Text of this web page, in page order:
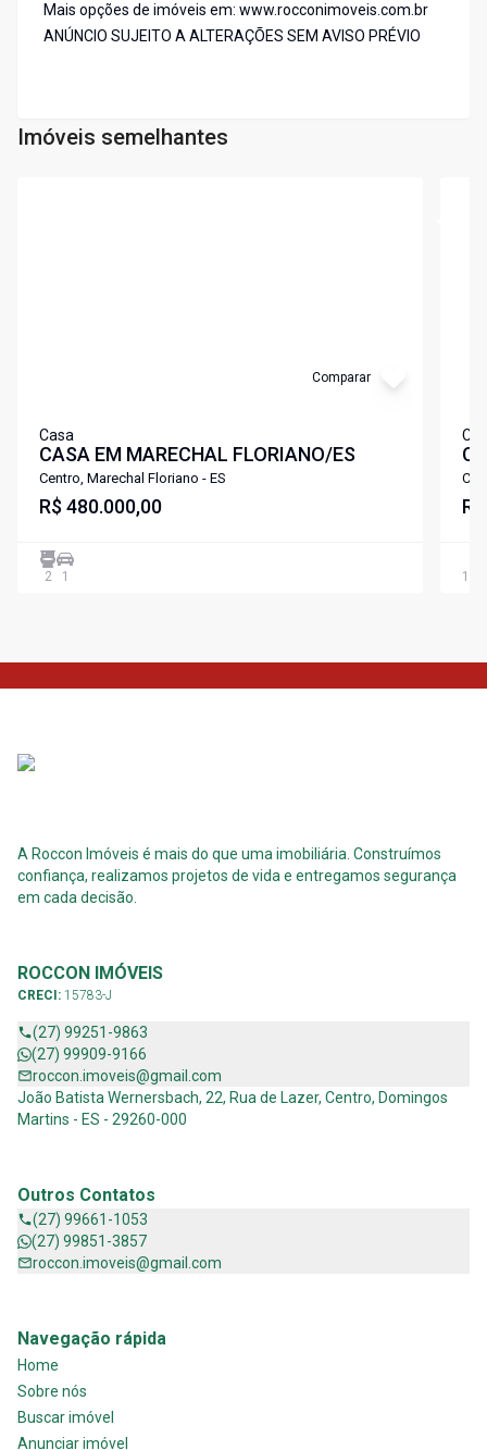
Mais opções de imóveis em: www.rocconimoveis.com.br
ANÚNCIO SUJEITO A ALTERAÇÕES SEM AVISO PRÉVIO
Imóveis semelhantes
Comparar
Casa
CASA EM MARECHAL FLORIANO/ES
Centro, Marechal Floriano - ES
R$ 480.000,00
2 1
ES
110
A Roccon Imóveis é mais do que uma imobiliária. Construímos
confiança, realizamos projetos de vida e entregamos segurança
em cada decisão.
ROCCON IMÓVEIS
CRECI: 15783-J
(27) 99251-9863
(27) 99909-9166
roccon.imoveis@gmail.com
João Batista Wernersbach, 22, Rua de Lazer, Centro, Domingos
Martins - ES - 29260-000
Outros Contatos
(27) 99661-1053
(27) 99851-3857
roccon.imoveis@gmail.com
Navegação rápida
Home
Sobre nós
Buscar imóvel
Anunciar imóvel